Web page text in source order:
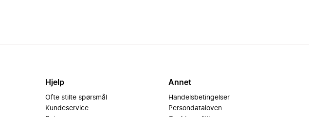
Hjelp
Ofte stilte spørsmål
Kundeservice
Annet
Handelsbetingelser
Persondataloven